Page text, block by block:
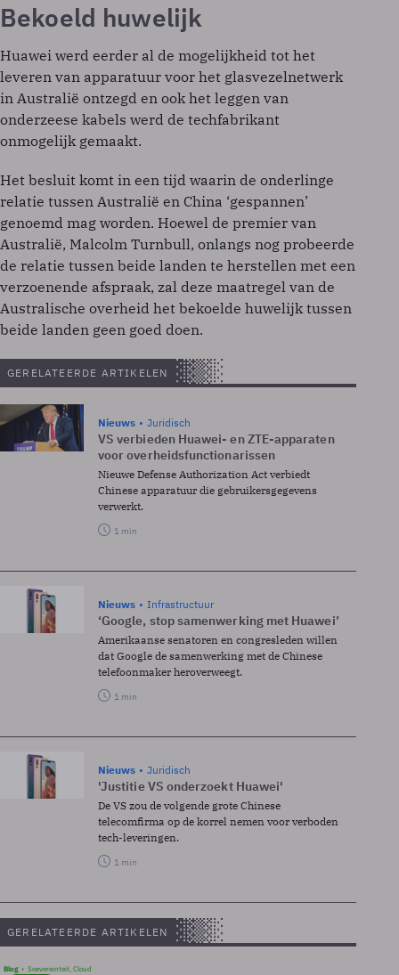
Platform
Bekoeld huwelijk
Huawei werd eerder al de mogelijkheid tot het
leveren van apparatuur voor het glasvezelnetwerk
in Australië ontzegd en ook het leggen van
onderzeese kabels werd de techfabrikant
onmogelijk gemaakt.
Het besluit komt in een tijd waarin de onderlinge
relatie tussen Australië en China ‘gespannen’
genoemd mag worden. Hoewel de premier van
Australië, Malcolm Turnbull, onlangs nog probeerde
de relatie tussen beide landen te herstellen met een
verzoenende afspraak, zal deze maatregel van de
Australische overheid het bekoelde huwelijk tussen
beide landen geen goed doen.
GERELATEERDE ARTIKELEN
Nieuws Juridisch
VS verbieden Huawei- en ZTE-apparaten
voor overheidsfunctionarissen
Nieuwe Defense Authorization Act verbiedt
Chinese apparatuur die gebruikersgegevens
verwerkt.
1 min
Nieuws Infrastructuur
‘Google, stop samenwerking met Huawei’
Amerikaanse senatoren en congresleden willen
dat Google de samenwerking met de Chinese
telefoonmaker heroverweegt.
1 min
Nieuws Juridisch
'Justitie VS onderzoekt Huawei'
De VS zou de volgende grote Chinese
telecomfirma op de korrel nemen voor verboden
tech-leveringen.
1 min
GERELATEERDE ARTIKELEN
Blog Soevereinteit, Cloud